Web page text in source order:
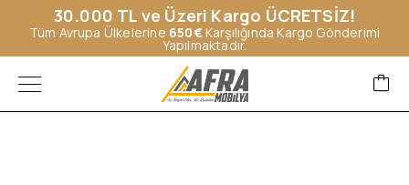
30.000 TL ve Üzeri Kargo ÜCRETSİZ!
Tüm Avrupa Ülkelerine 650€Karşılığında Kargo Gönderimi
Yapılmaktadır.